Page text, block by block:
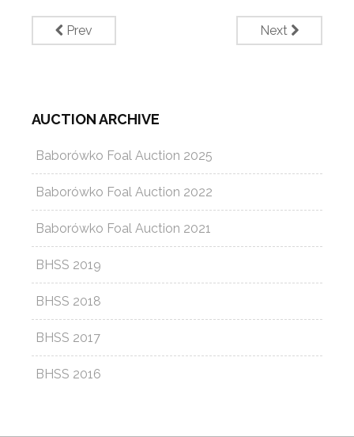
Prev Next
AUCTION ARCHIVE
Baborówko Foal Auction 2025
Baborówko Foal Auction 2022
Baborówko Foal Auction 2021
BHSS 2019
BHSS 2018
BHSS 2017
BHSS 2016